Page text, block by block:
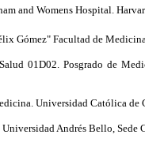
and Womens Hospital.
Gómez" Facultad de
01D02. Posgrado de
Universidad Católica de
Andrés Bello, Sede